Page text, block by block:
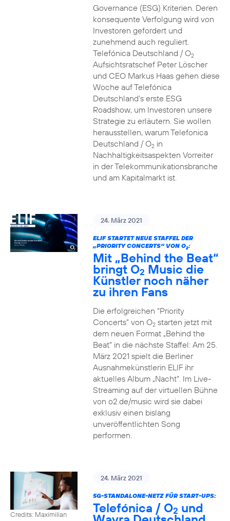
Governance (ESG) Kriterien. Deren
konsequente Verfolgung wird von
Investoren gefordert und
zunehmend auch reguliert.
Telefónica Deutschland / O2
Aufsichtsratschef Peter Löscher
und CEO Markus Haas gehen diese
Woche auf Telefónica
Deutschland’s erste ESG
Roadshow, um Investoren unsere
Strategie zu erläutern. Sie wollen
herausstellen, warum Telefonica
Deutschland / O2in
Nachhaltigkeitsaspekten Vorreiter
in der Telekommunikationsbranche
und am Kapitalmarkt ist.
24. März 2021
ELIF STARTET NEUE STAFFEL DER
„PRIORITY CONCERTS“ VON O2:
Mit „Behind the Beat“
bringt O2 Music die
Künstler noch näher
zu ihren Fans
Die erfolgreichen “Priority
Concerts” von O2starten jetzt mit
dem neuen Format „Behind the
Beat“ in die nächste Staffel: Am 25.
März 2021 spielt die Berliner
Ausnahmekünstlerin ELIF ihr
aktuelles Album „Nacht“. Im Live-
Streaming auf der virtuellen Bühne
von o2.de/music wird sie dabei
exklusiv einen bislang
unveröffentlichten Song
performen.
Credits: Maximilian
24. März 2021
5G-STANDALONE-NETZ FÜR START-UPS:
Telefónica / O2 und